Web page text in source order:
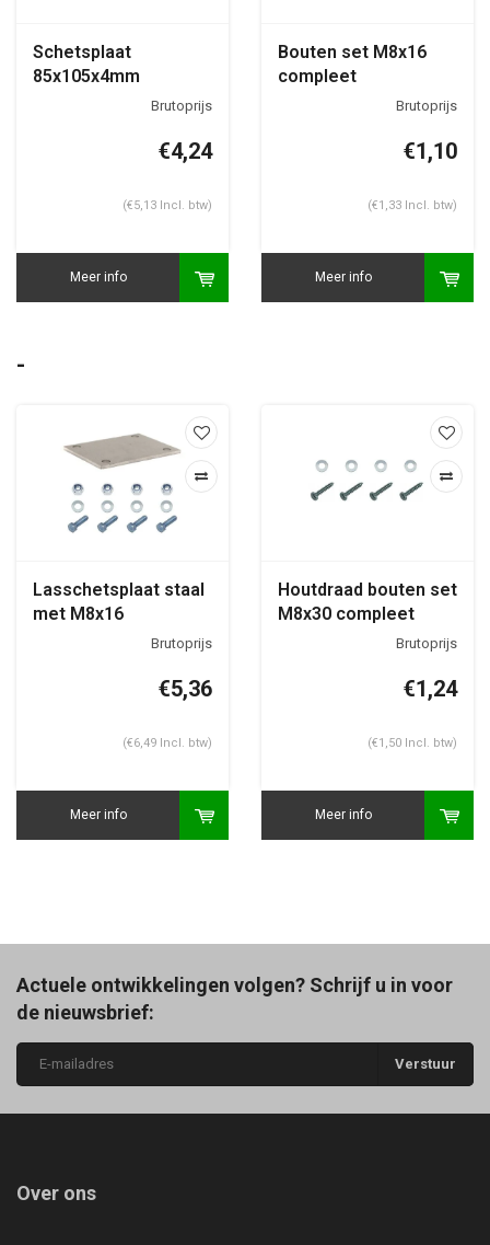
Schetsplaat
85x105x4mm
€4,24
(€5,13 Incl. btw)
Meer info
Bouten set M8x16
compleet
€1,10
(€1,33 Incl. btw)
Meer info
-
Lasschetsplaat staal
met M8x16
bevestigingsset
€5,36
(€6,49 Incl. btw)
Meer info
Houtdraad bouten set
M8x30 compleet
€1,24
(€1,50 Incl. btw)
Meer info
Actuele ontwikkelingen volgen? Schrijf u in voor
de nieuwsbrief:
Verstuur
Over ons